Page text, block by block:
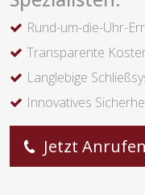
Rund-um-die-Uhr-
Transparente
Langlebige
Innovatives
Jetzt Anrufen